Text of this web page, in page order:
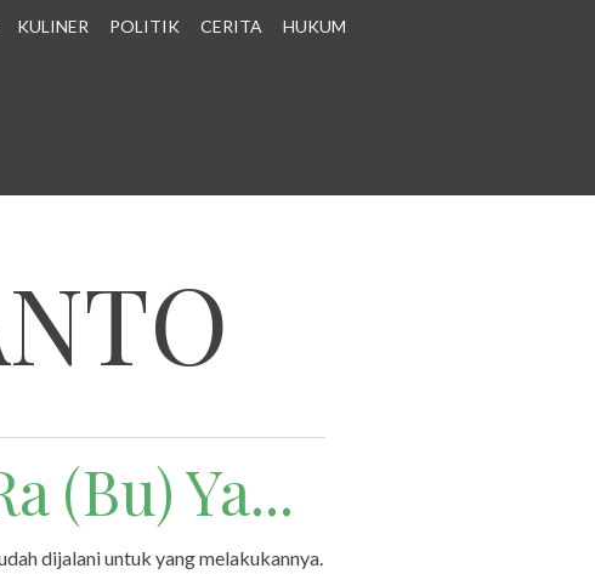
KULINER POLITIK CERITA HUKUM
(Bu) Ya...
dijalani untuk yang melakukannya.